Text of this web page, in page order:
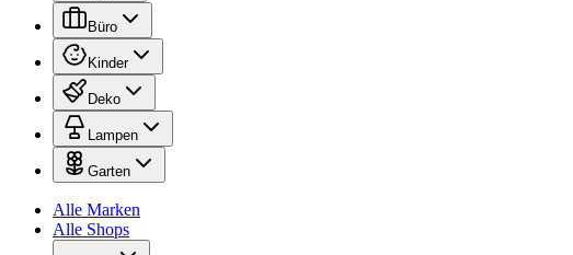
Büro
Kinder
Deko
Lampen
Garten
Alle Marken
Alle Shops